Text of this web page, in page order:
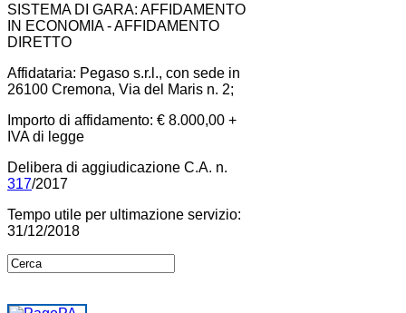
SISTEMA DI GARA: AFFIDAMENTO
IN ECONOMIA - AFFIDAMENTO
DIRETTO
Affidataria: Pegaso s.r.l., con sede in
26100 Cremona, Via del Maris n. 2;
Importo di affidamento: € 8.000,00 +
IVA di legge
Delibera di aggiudicazione C.A. n.
317/2017
Tempo utile per ultimazione servizio:
31/12/2018